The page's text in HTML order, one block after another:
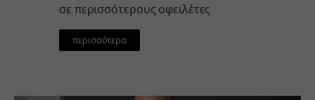
σε περισσότερους οφειλέτες
περισσότερα